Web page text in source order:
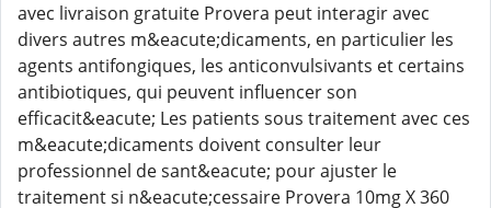
avec livraison gratuite Provera peut interagir avec
divers autres m&eacute;dicaments, en particulier les
agents antifongiques, les anticonvulsivants et certains
antibiotiques, qui peuvent influencer son
efficacit&eacute; Les patients sous traitement avec ces
m&eacute;dicaments doivent consulter leur
professionnel de sant&eacute; pour ajuster le
traitement si n&eacute;cessaire Provera 10mg X 360